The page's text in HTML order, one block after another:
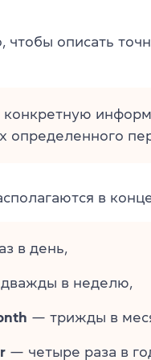
чтобы описать
определенного
в
в день,
в неделю,
— трижды в
— четыре раза в